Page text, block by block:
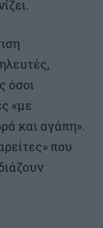
όσοι
«με
και αγάπη».
που